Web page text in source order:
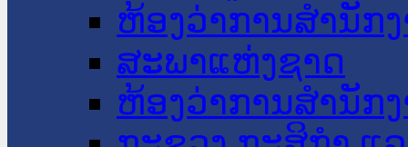
ຫ້ອງວ່າການສໍານັກ
ສະພາແຫ່ງຊາດ
ຫ້ອງວ່າການສຳນັກ